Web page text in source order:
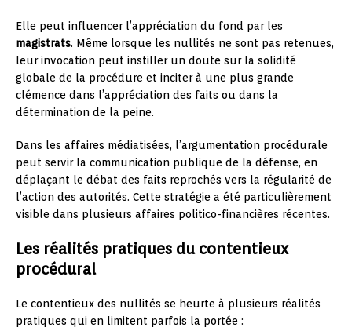
Elle peut influencer l’appréciation du fond par les
magistrats. Même lorsque les nullités ne sont pas retenues,
leur invocation peut instiller un doute sur la solidité
globale de la procédure et inciter à une plus grande
clémence dans l’appréciation des faits ou dans la
détermination de la peine.
Dans les affaires médiatisées, l’argumentation procédurale
peut servir la communication publique de la défense, en
déplaçant le débat des faits reprochés vers la régularité de
l’action des autorités. Cette stratégie a été particulièrement
visible dans plusieurs affaires politico-financières récentes.
Les réalités pratiques du contentieux
procédural
Le contentieux des nullités se heurte à plusieurs réalités
pratiques qui en limitent parfois la portée :